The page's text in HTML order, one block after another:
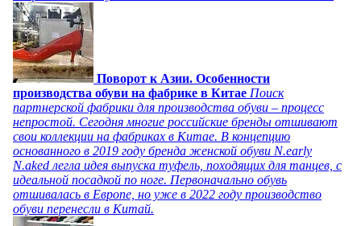
Поворот к Азии. Особенности
производства обуви на фабрике в Китае Поиск
партнерской фабрики для производства обуви – процесс
непростой. Сегодня многие российские бренды отшивают
свои коллекции на фабриках в Китае. В концепцию
основанного в 2019 году бренда женской обуви N.early
N.aked легла идея выпуска туфель, походящих для танцев, с
идеальной посадкой по ноге. Первоначально обувь
отшивалась в Европе, но уже в 2022 году производство
обуви перенесли в Китай.